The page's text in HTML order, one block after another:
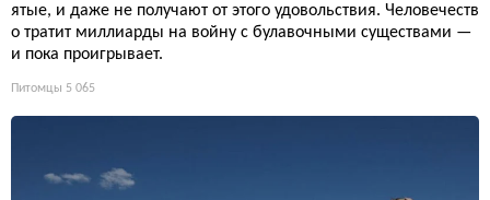
ятые, и даже не получают от этого удовольствия. Человечеств
о тратит миллиарды на войну с булавочными существами —
и пока проигрывает.
Питомцы 5 065